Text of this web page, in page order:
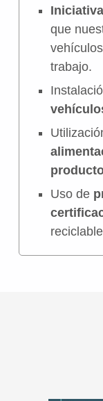
que
trabajo.
Uso de